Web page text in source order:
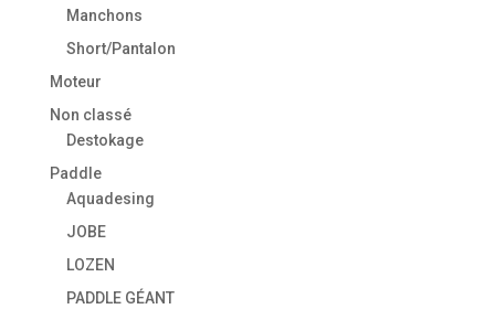
Manchons
Short/Pantalon
Moteur
Non classé
Destokage
Paddle
Aquadesing
JOBE
LOZEN
PADDLE GÉANT